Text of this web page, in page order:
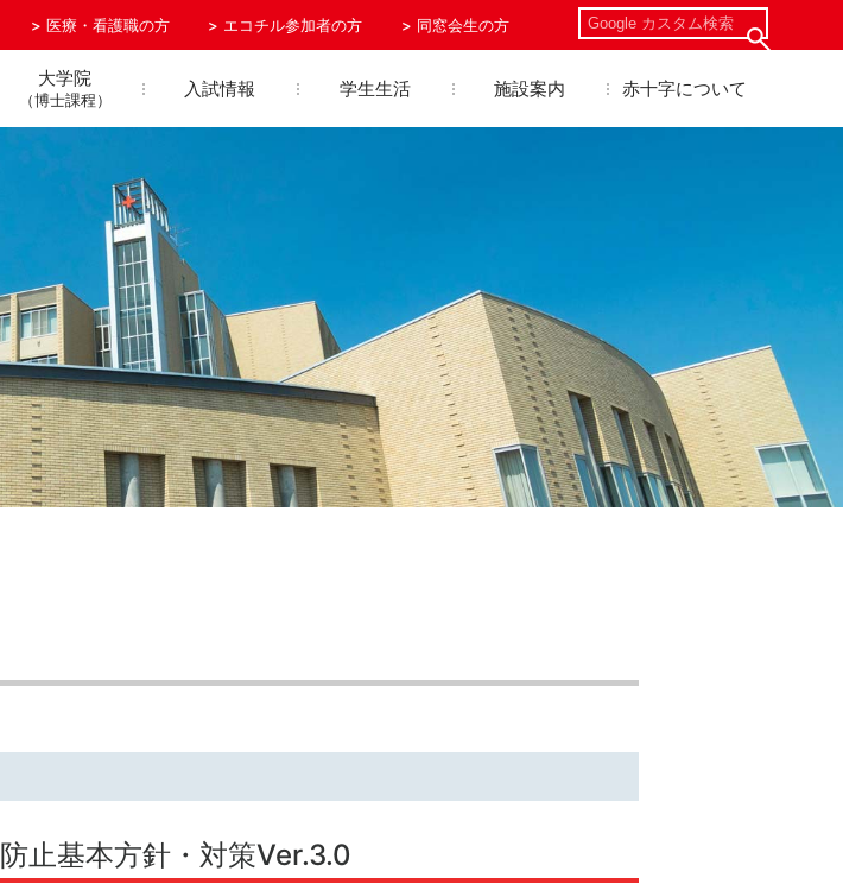
医療・看護職の方 エコチル参加者の方 同窓会生の方
大学院
（博士課程） 入試情報 学生生活 施設案内 赤十字について
止基本方針・対策Ver.3.0